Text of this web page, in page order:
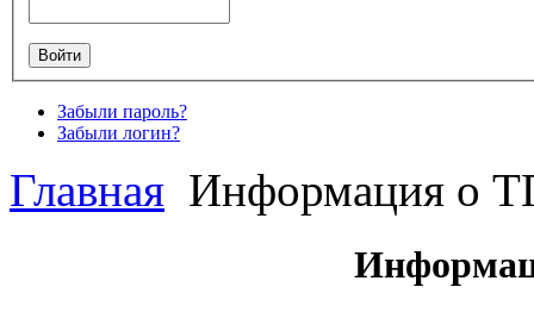
Забыли пароль?
Забыли логин?
Главная Информация о